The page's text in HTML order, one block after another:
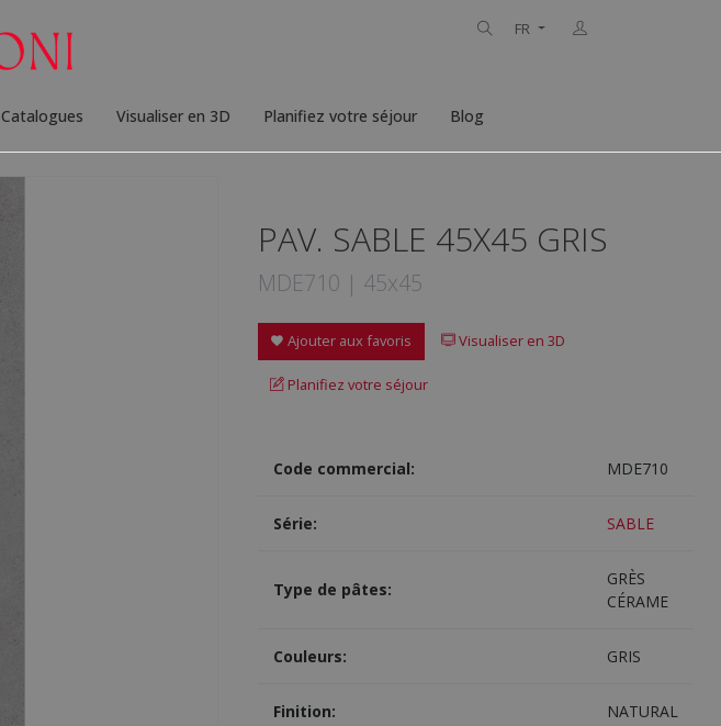
FR
Catalogues Visualiser en 3D Planifiez votre séjour Blog
PAV. SABLE 45X45 GRIS
MDE710 | 45x45
Ajouter aux favoris Visualiser en 3D
Planifiez votre séjour
Code commercial: MDE710
Série: SABLE
Type de pâtes:
GRÈS
CÉRAME
Couleurs: GRIS
Finition: NATURAL